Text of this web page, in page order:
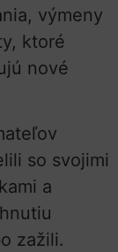
výmeny
ktoré
nové
so svojimi
a
zažili.